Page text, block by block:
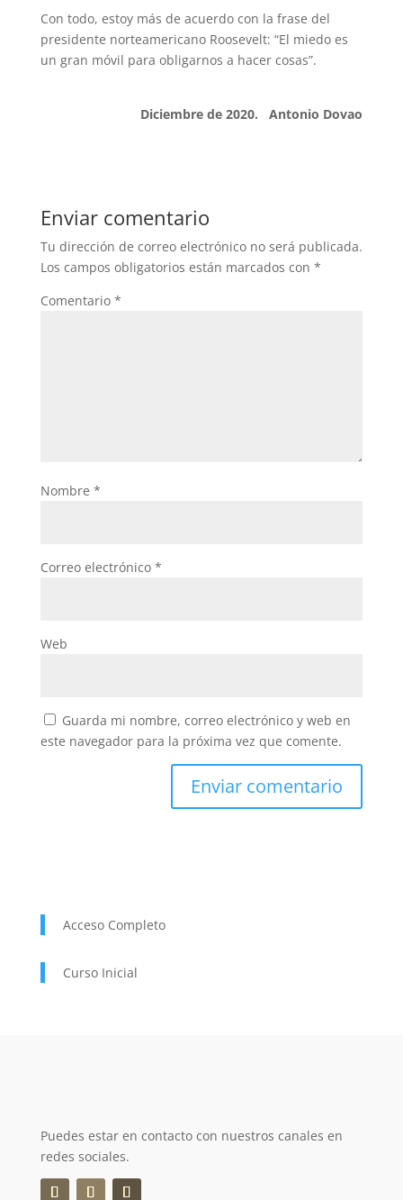
Con todo, estoy más de acuerdo con la frase del
presidente norteamericano Roosevelt: “El miedo es
un gran móvil para obligarnos a hacer cosas”.
Diciembre de 2020. Antonio Dovao
Enviar comentario
Tu dirección de correo electrónico no será publicada.
Los campos obligatorios están marcados con *
Comentario *
Nombre *
Correo electrónico *
Web
Guarda mi nombre, correo electrónico y web en
este navegador para la próxima vez que comente.
Acceso Completo
Curso Inicial
Puedes estar en contacto con nuestros canales en
redes sociales.